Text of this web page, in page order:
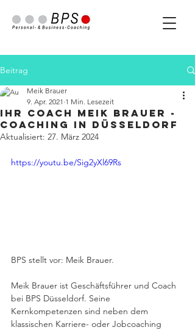
Beitrag
Ihr Coach Meik Brauer -
Coaching in Düsseldorf
Meik Brauer
9. Apr. 2021 1 Min. Lesezeit
Aktualisiert: 27. März 2024
https://youtu.be/Sig2yXl69Rs
BPS stellt vor: Meik Brauer.
Meik Brauer ist Geschäftsführer und Coach
bei BPS Düsseldorf. Seine
Kernkompetenzen sind neben dem
klassischen Karriere- oder Jobcoaching